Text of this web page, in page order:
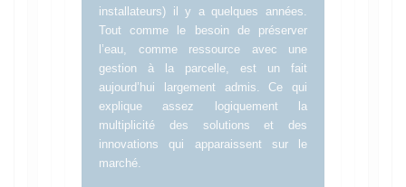
installateurs) il y a quelques années.
Tout comme le besoin de préserver
l’eau, comme ressource avec une
gestion à la parcelle, est un fait
aujourd’hui largement admis. Ce qui
explique assez logiquement la
multiplicité des solutions et des
innovations qui apparaissent sur le
marché.